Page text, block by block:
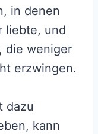
in denen
liebte, und
die weniger
erzwingen.
dazu
kann